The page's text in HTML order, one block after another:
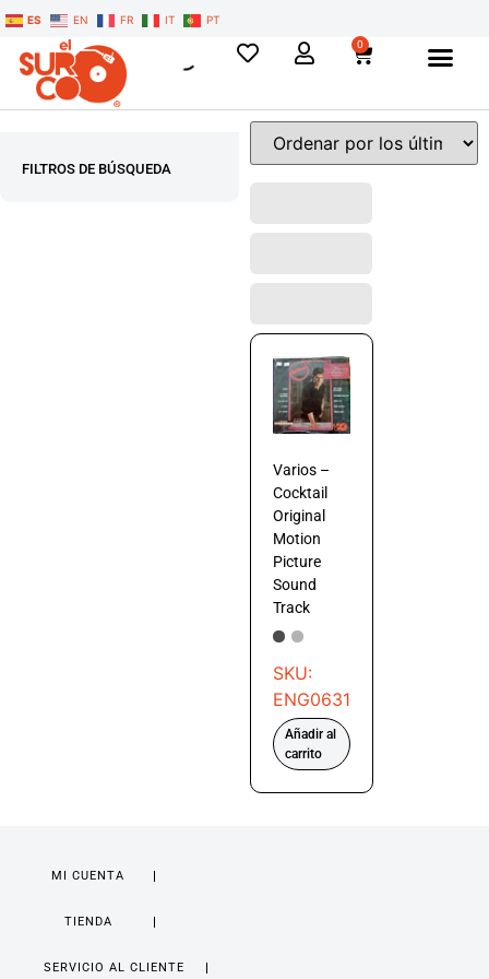
ES EN FR IT PT
0
FILTROS DE BÚSQUEDA
Varios –
Cocktail
Original
Motion
Picture
Sound
Track
SKU:
ENG0631
Añadir al
carrito
MI CUENTA
TIENDA
SERVICIO AL CLIENTE